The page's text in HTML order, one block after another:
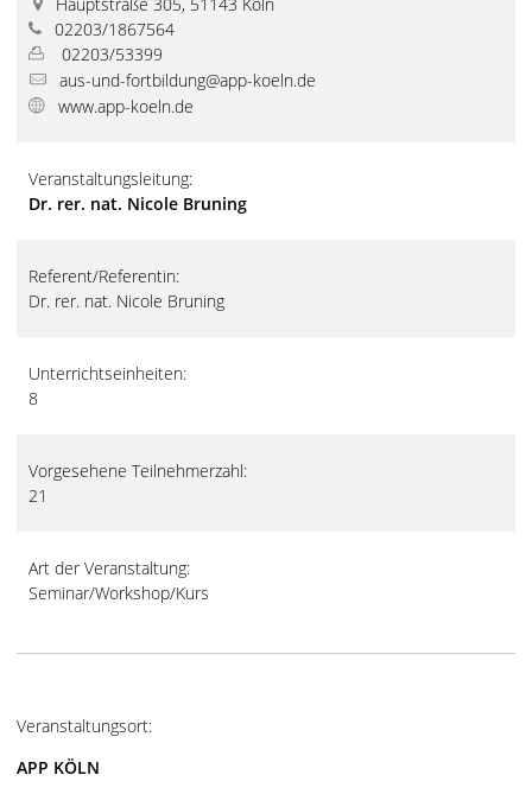
02203/1867564
02203/53399
aus-und-fortbildung@app-koeln.de
www.app-koeln.de
Veranstaltungsleitung:
Dr. rer. nat. Nicole Bruning
Referent/Referentin:
Dr. rer. nat. Nicole Bruning
Unterrichtseinheiten:
8
Vorgesehene Teilnehmerzahl:
21
Art der Veranstaltung:
Seminar/Workshop/Kurs
Veranstaltungsort:
APP KÖLN